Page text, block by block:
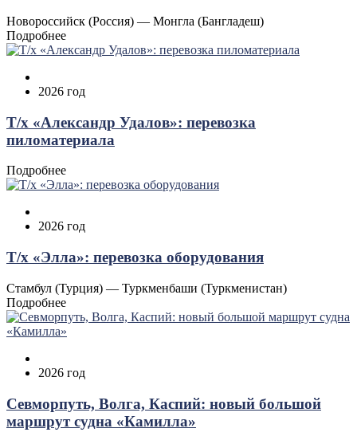
Новороссийск (Россия) — Монгла (Бангладеш)
Подробнее
2026 год
Т/х «Александр Удалов»: перевозка
пиломатериала
Подробнее
2026 год
Т/х «Элла»: перевозка оборудования
Стамбул (Турция) — Туркменбаши (Туркменистан)
Подробнее
2026 год
Севморпуть, Волга, Каспий: новый большой
маршрут судна «Камилла»